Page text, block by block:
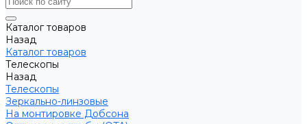
Каталог товаров
Назад
Каталог товаров
Телескопы
Назад
Телескопы
Зеркально-линзовые
На монтировке Добсона